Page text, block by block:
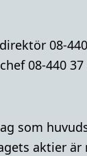
08-
08-440 37
som
aktier är